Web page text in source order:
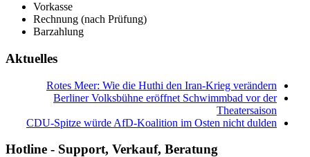
Vorkasse
Rechnung (nach Prüfung)
Barzahlung
Aktuelles
Rotes Meer: Wie die Huthi den Iran-Krieg verändern
Berliner Volksbühne eröffnet Schwimmbad vor der
Theatersaison
CDU-Spitze würde AfD-Koalition im Osten nicht dulden
Hotline - Support, Verkauf, Beratung